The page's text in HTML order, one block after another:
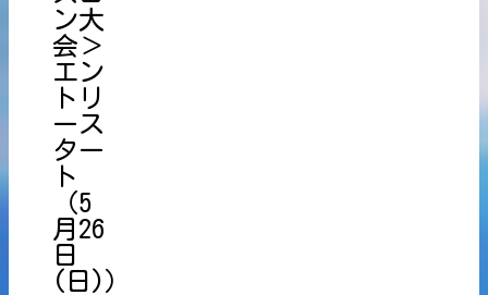
ン大
会＞
エン
トリ
ース
ター
ト
（5
月26
日
(日)）